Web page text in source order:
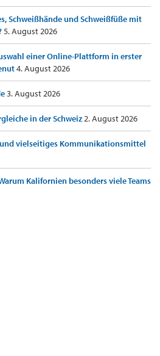
Schweißhände und Schweißfüße mit
5. August 2026
einer Online-Plattform in erster
4. August 2026
3. August 2026
in der Schweiz2. August 2026
vielseitiges Kommunikationsmittel
Kalifornien besonders viele Teams